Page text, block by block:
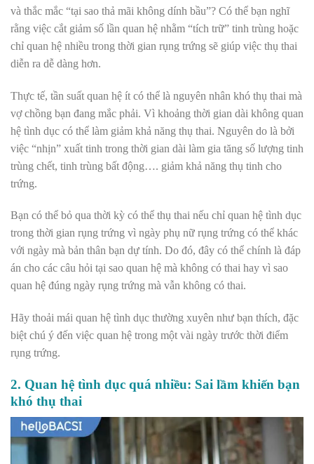
và thắc mắc “tại sao thả mãi không dính bầu”? Có thể bạn nghĩ
rằng việc cắt giảm số lần quan hệ nhằm “tích trữ” tinh trùng hoặc
chỉ quan hệ nhiều trong thời gian rụng trứng sẽ giúp việc thụ thai
diễn ra dễ dàng hơn.
Thực tế, tần suất quan hệ ít có thể là nguyên nhân khó thụ thai mà
vợ chồng bạn đang mắc phải. Vì khoảng thời gian dài không quan
hệ tình dục có thể làm giảm khả năng thụ thai. Nguyên do là bởi
việc “nhịn” xuất tinh trong thời gian dài làm gia tăng số lượng tinh
trùng chết, tinh trùng bất động…. giảm khả năng thụ tinh cho
trứng.
Bạn có thể bỏ qua thời kỳ có thể thụ thai nếu chỉ quan hệ tình dục
trong thời gian rụng trứng vì ngày phụ nữ rụng trứng có thể khác
với ngày mà bản thân bạn dự tính. Do đó, đây có thể chính là đáp
án cho các câu hỏi tại sao quan hệ mà không có thai hay vì sao
quan hệ đúng ngày rụng trứng mà vẫn không có thai.
Hãy thoải mái quan hệ tình dục thường xuyên như bạn thích, đặc
biệt chú ý đến việc quan hệ trong một vài ngày trước thời điểm
rụng trứng.
2. Quan hệ tình dục quá nhiều: Sai lầm khiến bạn
khó thụ thai